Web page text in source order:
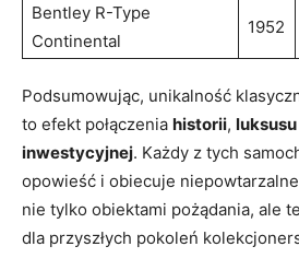
Bentley R-Type
Continental
1952
Podsumowując, unikalność
to efekt połączenia historii, luksusu
inwestycyjnej. Każdy z tych⁢
opowieść i obiecuje
nie tylko obiektami pożądania, ale
dla⁢ przyszłych⁣ pokoleń